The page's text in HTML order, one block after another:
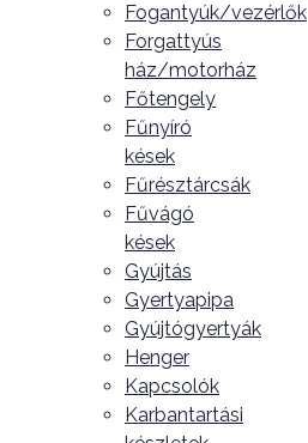
Fogantyúk/vezérlők
Forgattyús
ház/motorház
Főtengely
Fűnyíró
kések
Fűrésztárcsák
Fűvágó
kések
Gyújtás
Gyertyapipa
Gyújtógyertyák
Henger
Kapcsolók
Karbantartási